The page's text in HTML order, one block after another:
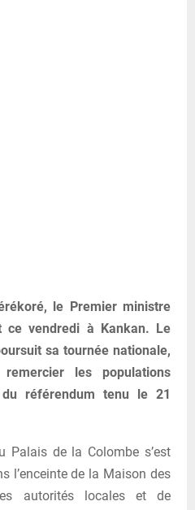
le Premier ministre
ce vendredi à Kankan. Le
sa tournée nationale,
les populations
référendum tenu le 21
Palais de la Colombe s’est
l’enceinte de la Maison des
autorités locales et de